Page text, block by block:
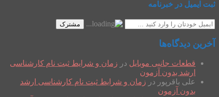
ثبت ایمیل در خبرنامه
مشترک
آخرین دیدگاه‌ها
قطعات جانبی موبایل در زمان و شرایط ثبت نام کارشناسی
ارشد بدون آزمون
علی باقرپور در زمان و شرایط ثبت نام کارشناسی ارشد
بدون آزمون